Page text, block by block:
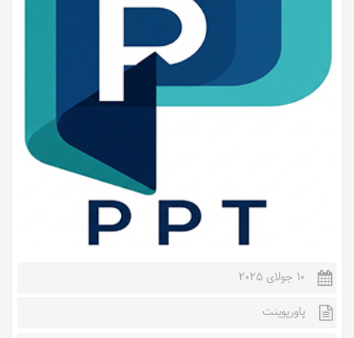
10 جولای 2025
پاورپوینت